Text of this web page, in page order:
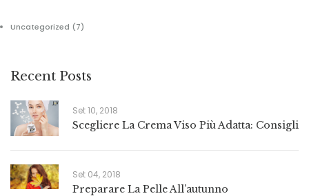
Uncategorized (7)
Recent Posts
Set 10, 2018
Scegliere La Crema Viso Più Adatta: Consigli
Set 04, 2018
Preparare La Pelle All’autunno